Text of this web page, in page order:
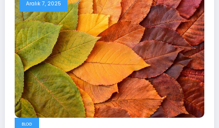
Aralık 7, 2025
BLOG